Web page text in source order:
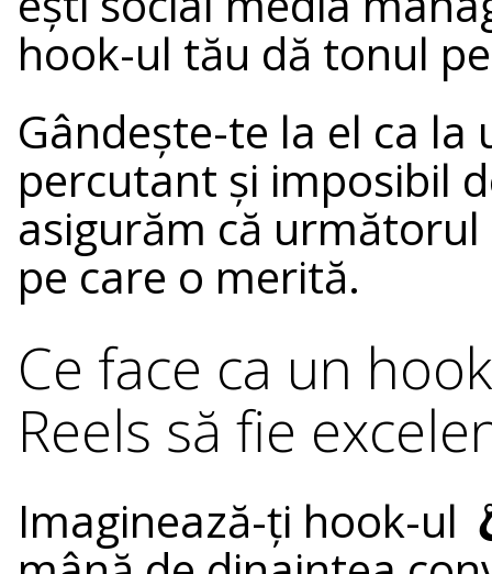
hook-ul tău dă tonul
Gândește-te la el ca
percutant și imposibil
asigurăm că
pe care o merită.
Ce face ca un
Reels să fie
Imaginează-ți hook-ul